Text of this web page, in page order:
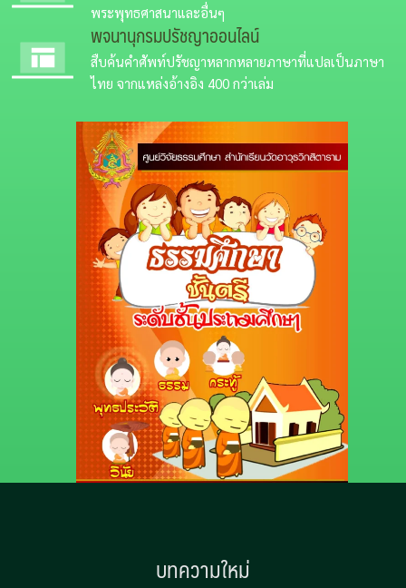
พระพุทธศาสนาและอื่นๆ
พจนานุกรมปรัชญาออนไลน์
สืบค้นคำศัพท์ปรัชญาหลากหลายภาษาที่แปลเป็นภาษา
ไทย จากแหล่งอ้างอิง 400 กว่าเล่ม
บทความใหม่